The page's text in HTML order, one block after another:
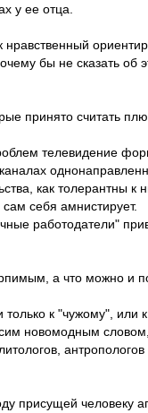
у ее отца.
нравственный
бы не сказать об
принято считать
телевидение
как толерантны
себя амнистирует.
работодатели"
а что можно и
к "чужому", или
новомодным
присущей человеку